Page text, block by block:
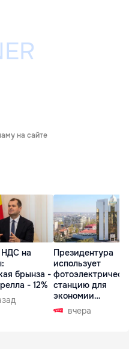
на сайте
НДС на
брынза -
- 12%
Президентура
использует
станцию для
экономии
электроэнергии
вчера